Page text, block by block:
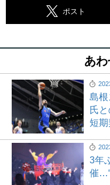
ポスト
あ
島
氏
短
3年
催